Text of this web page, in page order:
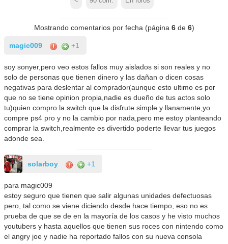
Mostrando comentarios por fecha (página 6de 6)
magic009 +1
soy sonyer,pero veo estos fallos muy aislados si son reales y no
solo de personas que tienen dinero y las dañan o dicen cosas
negativas para deslentar al comprador(aunque esto ultimo es por
que no se tiene opinion propia,nadie es dueño de tus actos solo
tu)quien compro la switch que la disfrute simple y llanamente,yo
compre ps4 pro y no la cambio por nada,pero me estoy planteando
comprar la switch,realmente es divertido poderte llevar tus juegos
adonde sea.
solarboy +1
para magic009
estoy seguro que tienen que salir algunas unidades defectuosas
pero, tal como se viene diciendo desde hace tiempo, eso no es
prueba de que se de en la mayoría de los casos y he visto muchos
youtubers y hasta aquellos que tienen sus roces con nintendo como
el angry joe y nadie ha reportado fallos con su nueva consola